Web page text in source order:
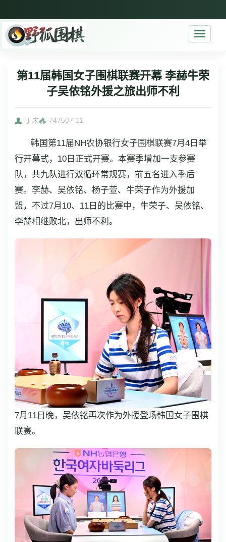
Toggle
第11届韩国女子围棋联赛开幕 李赫牛荣
子吴依铭外援之旅出师不利
丁未 747507-11
韩国第11届NH农协银行女子围棋联赛7月4日举
行开幕式，10日正式开赛。本赛季增加一支参赛
队，共九队进行双循环常规赛，前五名进入季后
赛。李赫、吴依铭、杨子萱、牛荣子作为外援加
盟，不过7月10、11日的比赛中，牛荣子、吴依铭、
李赫相继败北，出师不利。
7月11日晚，吴依铭再次作为外援登场韩国女子围棋
联赛。